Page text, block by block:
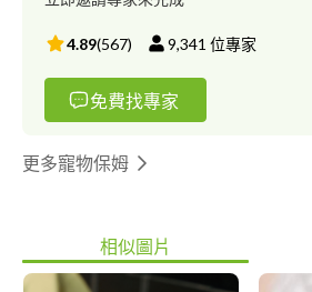
隻隔天過世了，另一隻三花妹妹現在偶爾
養期間都是把貓養在我房間。
4.89(567) 9,341 位專家
免費找專家
更多寵物保姆
相似圖片